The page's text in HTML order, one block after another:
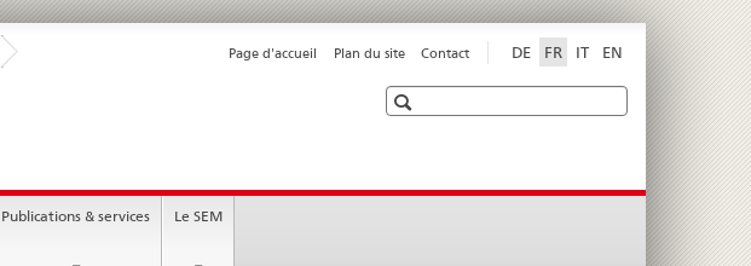
DE FR IT EN
Page d'accueil Plan du site Contact
Recherche
Publications & services Le SEM